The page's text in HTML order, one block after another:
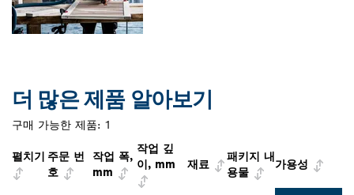
더 많은 제품 알아보기
구매 가능한 제품: 1
펼치기 주문 번
호
작업 폭,
mm
작업 깊
이, mm
재료
패키지 내
용물
가용성